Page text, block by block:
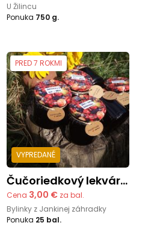
U Žilincu
Ponuka 750 g.
PRED 7 ROKMI
VYPREDANÉ
Čučoriedkový lekvár s rumom
Cena 3,00 € za bal.
Bylinky z Jankinej záhradky
Ponuka 25 bal.